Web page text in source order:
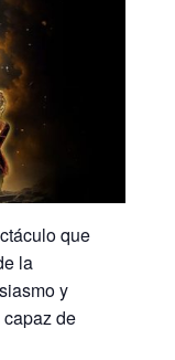
que
la
y
de